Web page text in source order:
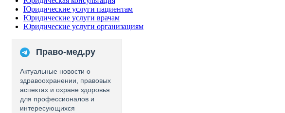
Юридические услуги пациентам
Юридические услуги врачам
Юридические услуги организациям
Право-мед.ру
Актуальные новости о
здравоохранении, правовых
аспектах и охране здоровья
для профессионалов и
интересующихся